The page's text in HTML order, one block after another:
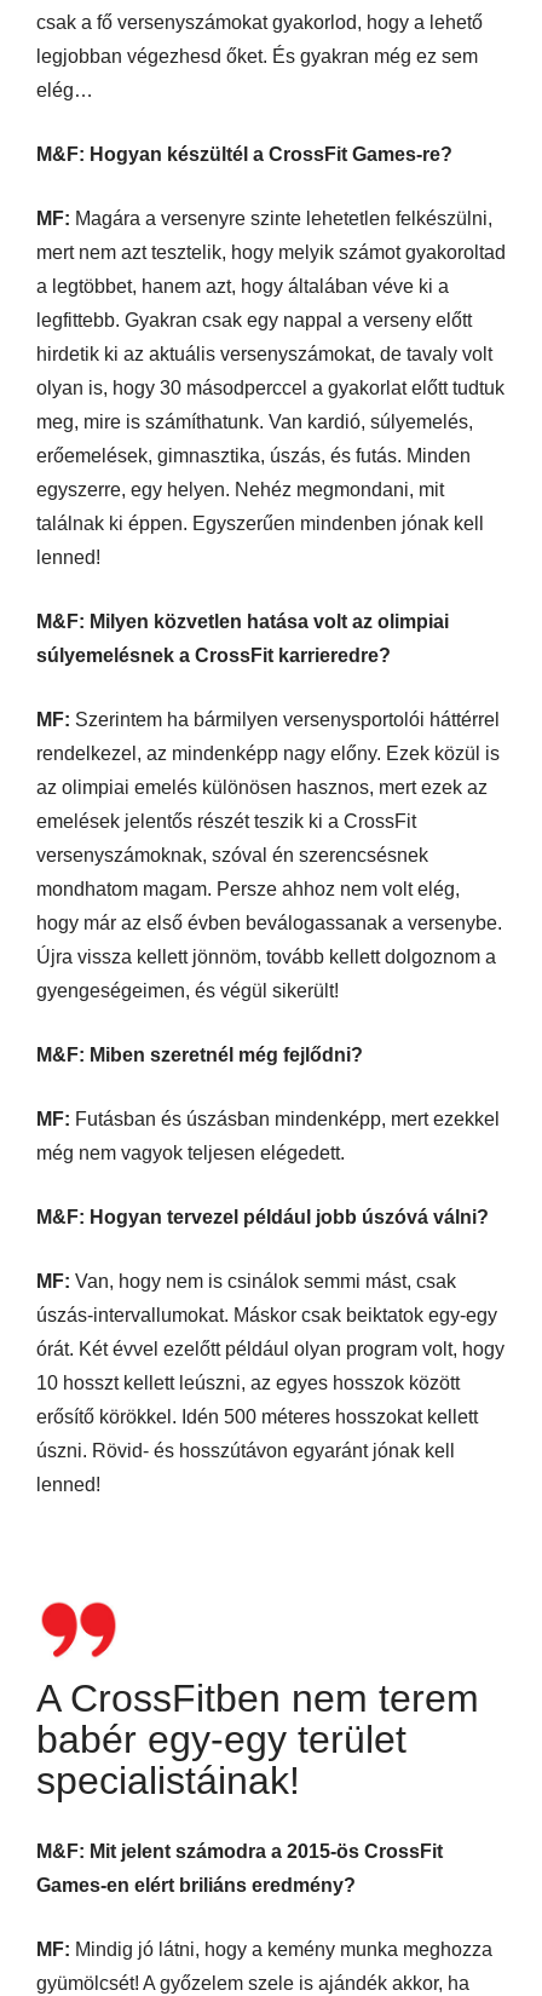
csak a fő versenyszámokat gyakorlod, hogy a lehető
legjobban végezhesd őket. És gyakran még ez sem
elég…
M&F: Hogyan készültél a CrossFit Games-re?
MF: Magára a versenyre szinte lehetetlen felkészülni,
mert nem azt tesztelik, hogy melyik számot gyakoroltad
a legtöbbet, hanem azt, hogy általában véve ki a
legfittebb. Gyakran csak egy nappal a verseny előtt
hirdetik ki az aktuális versenyszámokat, de tavaly volt
olyan is, hogy 30 másodperccel a gyakorlat előtt tudtuk
meg, mire is számíthatunk. Van kardió, súlyemelés,
erőemelések, gimnasztika, úszás, és futás. Minden
egyszerre, egy helyen. Nehéz megmondani, mit
találnak ki éppen. Egyszerűen mindenben jónak kell
lenned!
M&F: Milyen közvetlen hatása volt az olimpiai
súlyemelésnek a CrossFit karrieredre?
MF: Szerintem ha bármilyen versenysportolói háttérrel
rendelkezel, az mindenképp nagy előny. Ezek közül is
az olimpiai emelés különösen hasznos, mert ezek az
emelések jelentős részét teszik ki a CrossFit
versenyszámoknak, szóval én szerencsésnek
mondhatom magam. Persze ahhoz nem volt elég,
hogy már az első évben beválogassanak a versenybe.
Újra vissza kellett jönnöm, tovább kellett dolgoznom a
gyengeségeimen, és végül sikerült!
M&F: Miben szeretnél még fejlődni?
MF: Futásban és úszásban mindenképp, mert ezekkel
még nem vagyok teljesen elégedett.
M&F: Hogyan tervezel például jobb úszóvá válni?
MF: Van, hogy nem is csinálok semmi mást, csak
úszás-intervallumokat. Máskor csak beiktatok egy-egy
órát. Két évvel ezelőtt például olyan program volt, hogy
10 hosszt kellett leúszni, az egyes hosszok között
erősítő körökkel. Idén 500 méteres hosszokat kellett
úszni. Rövid- és hosszútávon egyaránt jónak kell
lenned!
A CrossFitben nem terem
babér egy-egy terület
specialistáinak!
M&F: Mit jelent számodra a 2015-ös CrossFit
Games-en elért briliáns eredmény?
MF: Mindig jó látni, hogy a kemény munka meghozza
gyümölcsét! A győzelem szele is ajándék akkor, ha